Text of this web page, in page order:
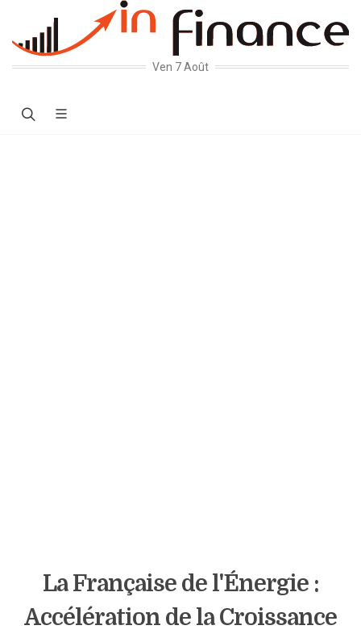
Ven 7 Août
La Française de l'Énergie :
Accélération de la Croissance